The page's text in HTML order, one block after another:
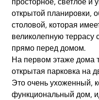
открытой планировки,
столовой, которая
великолепную
прямо перед домом.
На первом этаже дома
открытая парковка на
Это очень ухоженный,
функциональный дом,